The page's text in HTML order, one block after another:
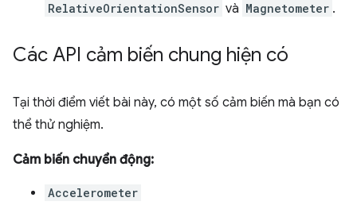
RelativeOrientationSensor và Magnetometer .
Các API cảm biến chung hiện có
Tại thời điểm viết bài này, có một số cảm biến mà bạn có
thể thử nghiệm.
Cảm biến chuyển động:
Accelerometer